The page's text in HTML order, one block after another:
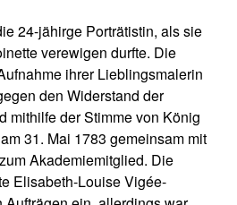
24-jähirge Porträtistin, als sie
verewigen durfte. Die
ihrer Lieblingsmalerin
den Widerstand der
mithilfe der Stimme von König
31. Mai 1783 gemeinsam mit
Akademiemitglied. Die
Elisabeth-Louise Vigée-